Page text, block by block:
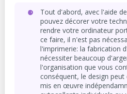
Tout d'abord, avec l'aide
pouvez décorer votre
rendre votre ordinateur
ce faire, il n'est pas
l'imprimerie: la fabrication
nécessiter beaucoup
l'organisation que vous
conséquent, le design
mis en œuvre